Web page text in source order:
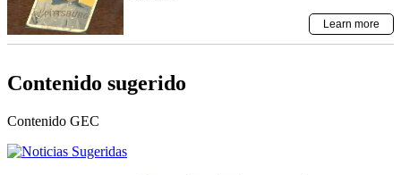
Contenido sugerido
Contenido GEC